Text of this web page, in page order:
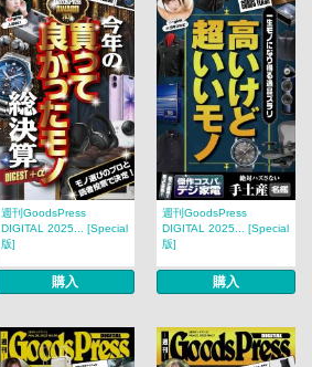
週刊GoodsPress
DIGITAL 2025... [Special
版]
購入
週刊GoodsPress
DIGITAL 2025... [Special
版]
購入